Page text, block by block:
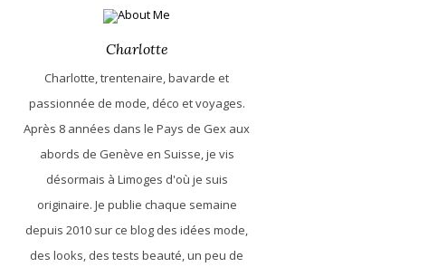
Charlotte
Charlotte, trentenaire, bavarde et
passionnée de mode, déco et voyages.
Après 8 années dans le Pays de Gex aux
abords de Genève en Suisse, je vis
désormais à Limoges d'où je suis
originaire. Je publie chaque semaine
depuis 2010 sur ce blog des idées mode,
des looks, des tests beauté, un peu de